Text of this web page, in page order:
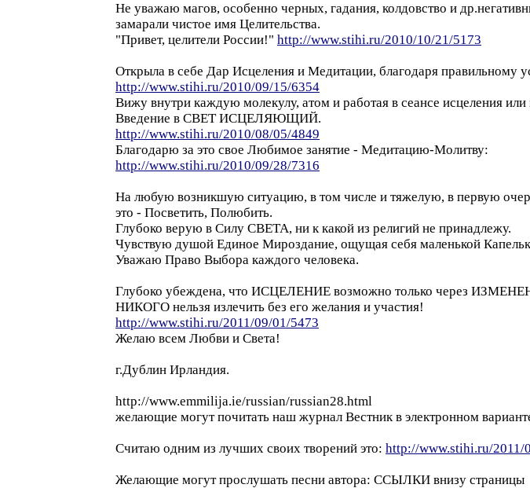
Не уважаю магов, особенно черных, гадания, колдовство и
замарали чистое имя Целительства.
"Привет, целители России!" http://www.stihi.ru/2010/10/21/5173
Открыла в себе Дар Исцеления и Медитации, благодаря правильному
http://www.stihi.ru/2010/09/15/6354
Вижу внутри каждую молекулу, атом и работая в сеансе исцеления
Введение в СВЕТ ИСЦЕЛЯЮЩИЙ.
http://www.stihi.ru/2010/08/05/4849
Благодарю за это свое Любимое занятие - Медитацию-Молитву:
http://www.stihi.ru/2010/09/28/7316
На любую возникшую ситуацию, в том числе и тяжелую, в первую
это - Посветить, Полюбить.
Глубоко верую в Силу СВЕТА, ни к какой из религий не принадлежу.
Чувствую душой Единое Мироздание, ощущая себя маленькой
Уважаю Право Выбора каждого человека.
Глубоко убеждена, что ИСЦЕЛЕНИЕ возможно только через
НИКОГО нельзя излечить без его желания и участия!
http://www.stihi.ru/2011/09/01/5473
Желаю всем Любви и Света!
г.Дублин Ирландия.
http://www.emmilija.ie/russian/russian28.html
желающие могут почитать наш журнал Вестник в электронном
Считаю одним из лучших своих творений это: http://www.stihi.ru/2011/
Желающие могут прослушать песни автора: ССЫЛКИ внизу страницы